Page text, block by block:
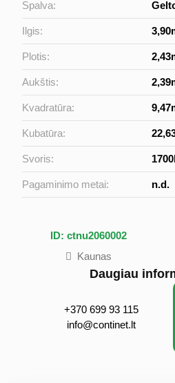
Spalva:
Ilgis:
Plotis:
Aukštis:
Kvadratūra:
Kubatūra:
Svoris:
Pagaminimo metai: n.d.
ID: ctnu2060002
Kaunas
Daugiau
+370 699 93 115
info@continet.lt